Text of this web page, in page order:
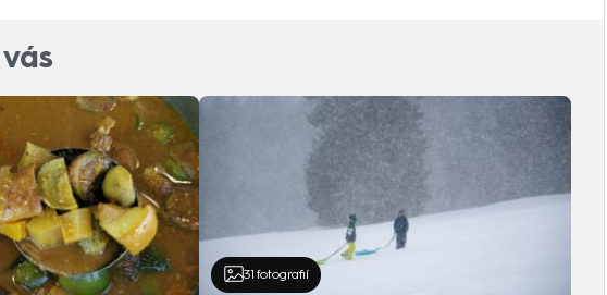
31 fotografií